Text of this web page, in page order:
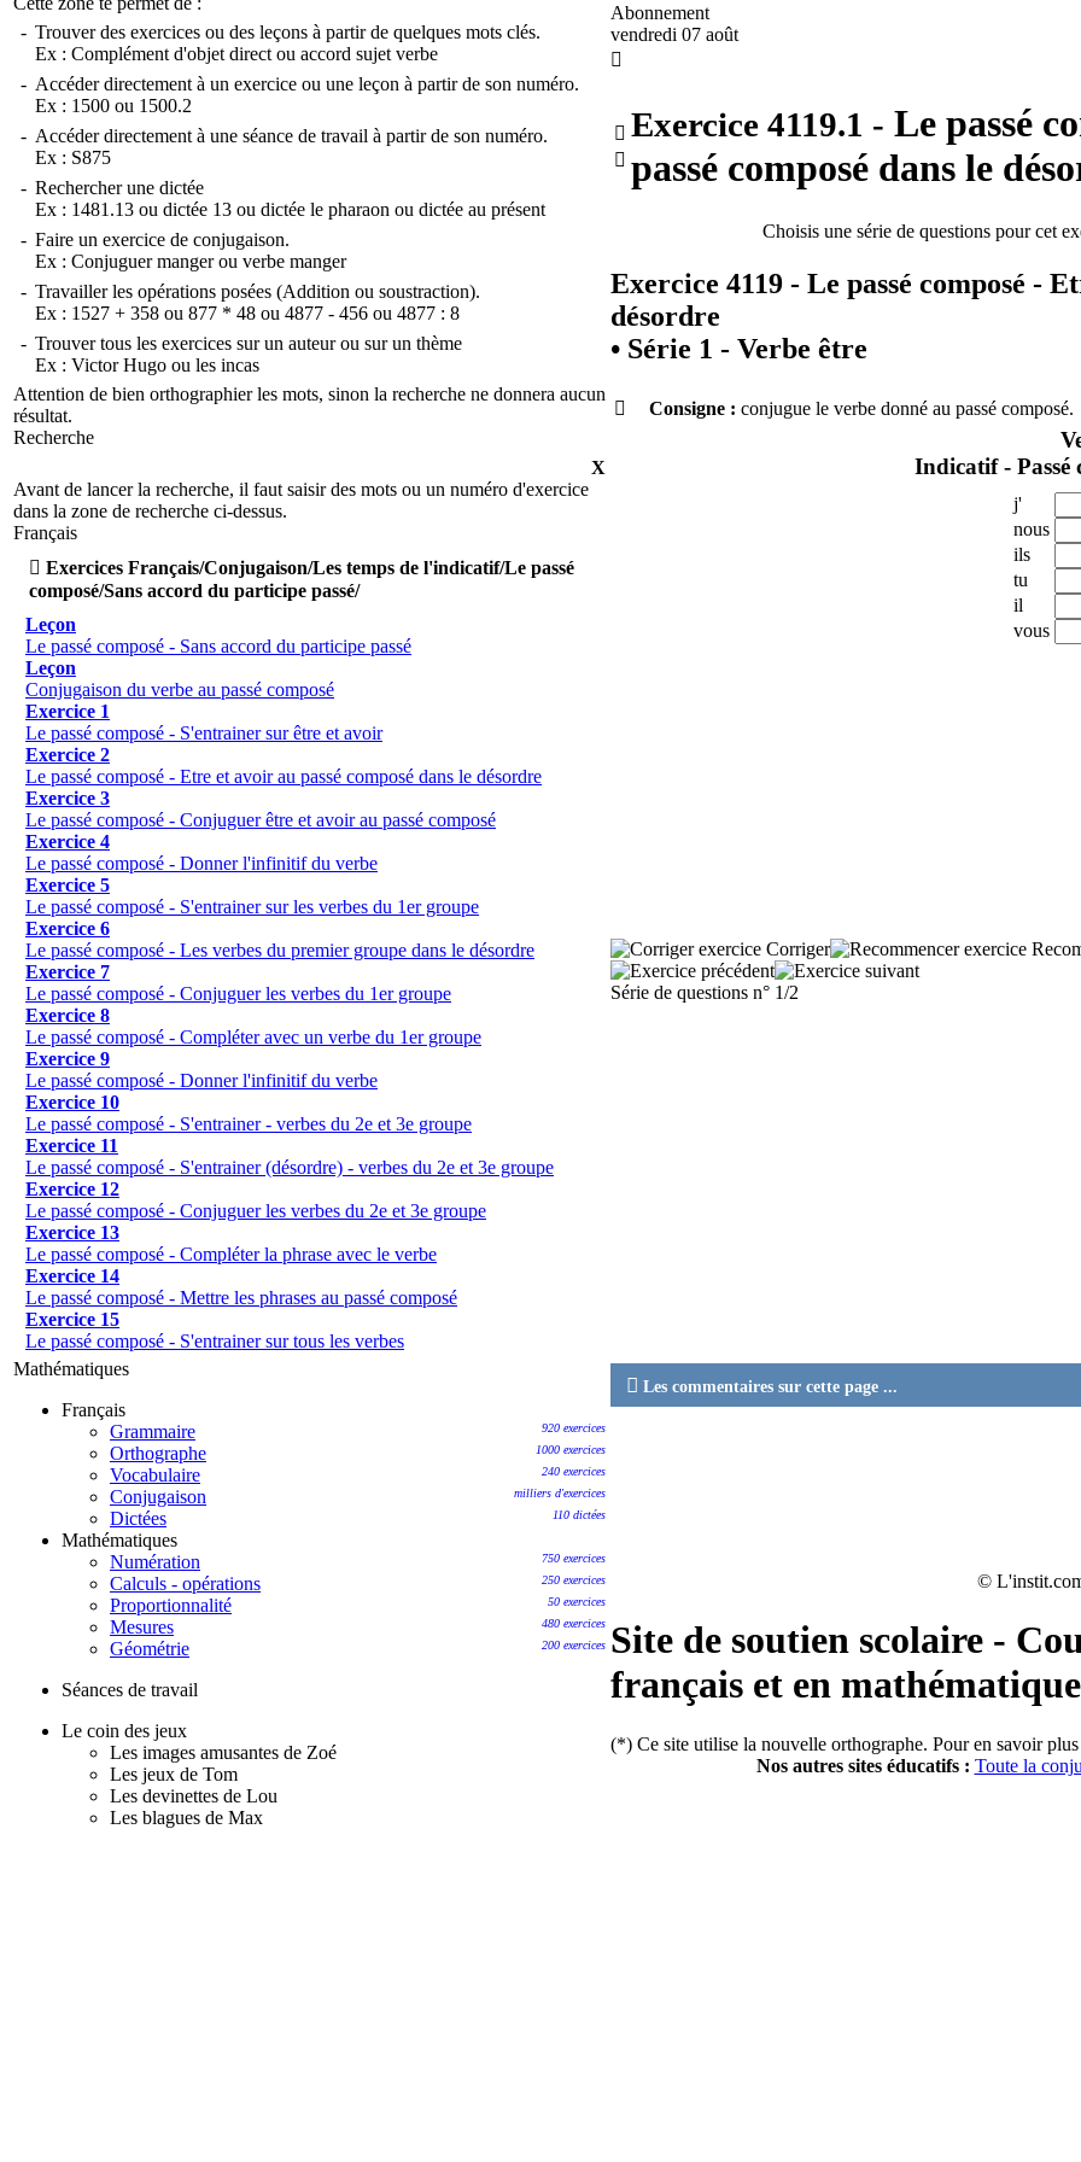
- Trouver des exercices ou des leçons à partir de quelques mots clés.
Ex : Complément d'objet direct ou accord sujet verbe
- Accéder directement à un exercice ou une leçon à partir de son numéro.
Ex : 1500 ou 1500.2
- Accéder directement à une séance de travail à partir de son numéro.
Ex : S875
- Rechercher une dictée
Ex : 1481.13 ou dictée 13 ou dictée le pharaon ou dictée au présent
- Faire un exercice de conjugaison.
Ex : Conjuguer mangerou verbe manger
- Travailler les opérations posées (Addition ou soustraction).
Ex : 1527 + 358 ou 877 * 48 ou 4877 - 456 ou 4877 : 8
- Trouver tous les exercices sur un auteur ou sur un thème
Ex : Victor Hugo ou les incas
Attention de bien orthographier les mots, sinon la recherche ne donnera aucun
résultat.
Recherche
X
Avant de lancer la recherche, il faut saisir des mots ou un numéro d'exercice
dans la zone de recherche ci-dessus.
Français
 Exercices Français/Conjugaison/Les temps de l'indicatif/Le passé
composé/Sans accord du participe passé/
Leçon
Le passé composé - Sans accord du participe passé
Leçon
Conjugaison du verbe au passé composé
Exercice 1
Le passé composé - S'entrainer sur être et avoir
Exercice 2
Le passé composé - Etre et avoir au passé composé dans le désordre
Exercice 3
Le passé composé - Conjuguer être et avoir au passé composé
Exercice 4
Le passé composé - Donner l'infinitif du verbe
Exercice 5
Le passé composé - S'entrainer sur les verbes du 1er groupe
Exercice 6
Le passé composé - Les verbes du premier groupe dans le désordre
Exercice 7
Le passé composé - Conjuguer les verbes du 1er groupe
Exercice 8
Le passé composé - Compléter avec un verbe du 1er groupe
Exercice 9
Le passé composé - Donner l'infinitif du verbe
Exercice 10
Le passé composé - S'entrainer - verbes du 2e et 3e groupe
Exercice 11
Le passé composé - S'entrainer (désordre) - verbes du 2e et 3e groupe
Exercice 12
Le passé composé - Conjuguer les verbes du 2e et 3e groupe
Exercice 13
Le passé composé - Compléter la phrase avec le verbe
Exercice 14
Le passé composé - Mettre les phrases au passé composé
Exercice 15
Le passé composé - S'entrainer sur tous les verbes
Mathématiques
Français
920 exercices
Grammaire
1000 exercices
Orthographe
240 exercices
Vocabulaire
milliers d'exercices
Conjugaison
110 dictées
Dictées
Mathématiques
750 exercices
Numération
250 exercices
Calculs - opérations
50 exercices
Proportionnalité
480 exercices
Mesures
200 exercices
Géométrie
Séances de travail
Le coin des jeux
Les images amusantes de Zoé
Les jeux de Tom
Les devinettes de Lou
Les blagues de Max
Abonnement
vendredi 07 août



Exercice 4119.1 - Le passé
passé composé dans le
Choisis une série de questions pour cet
Exercice 4119 - Le passé composé -
désordre
• Série 1 - Verbe être
 Consigne : conjugue le verbe donné au passé composé.
Indicatif - Passé
j'
nous
ils
tu
il
vous
Corriger
Série de questions n° 1/2
 Les commentaires sur cette page ...
©
Site de soutien scolaire -
français et en
(*) Ce site utilise la nouvelle orthographe. Pour en savoir plus
Nos autres sites éducatifs : Toute la